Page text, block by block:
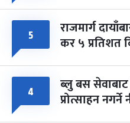
५ राजमार्ग
कर ५ प्रतिशत
४ ब्लु बस
प्रोत्साहन नगर्ने